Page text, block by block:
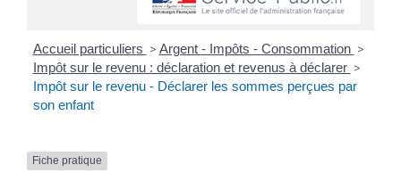
Accueil particuliers > Argent - Impôts - Consommation >
Impôt sur le revenu : déclaration et revenus à déclarer >
Impôt sur le revenu - Déclarer les sommes perçues par
son enfant
Fiche pratique